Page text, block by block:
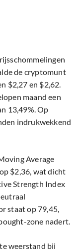
de cryptomunt
$2,27 en $2,62.
maand een
13,49%. Op
indrukwekkend
Average
$2,36, wat dicht
Strength Index
staat op 79,45,
zone nadert.
weerstand bij